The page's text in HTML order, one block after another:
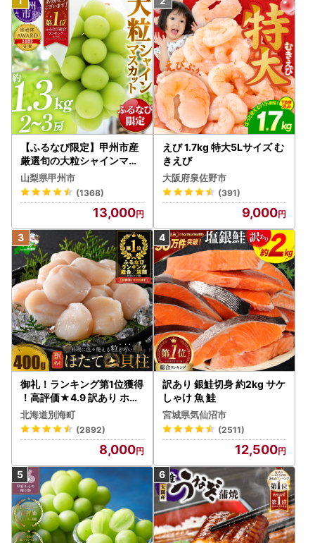
【ふるなび限定】甲州市産
厳選旬の大粒シャインマス
カット 約1.3kg 2～3房【2
026年発送】（MG）B12-
472 FN-Limited-VO シャ
インマスカット フルーツ
山梨県甲州市
(1368)
13,000
えび 1.7kg 特大5Lサイズ む
きえび
大阪府泉佐野市
(391)
9,000
御礼！ランキング第1位獲得
！高評価★4.9 訳あり ホタ
テ 400g（ほたて 帆立 貝柱
冷凍 ）
北海道別海町
(2892)
8,000
訳あり 銀鮭切身 約2kg サケ
しゃけ 魚 鮭
宮城県気仙沼市
(2511)
12,500